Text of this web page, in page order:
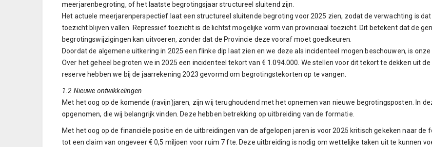
meerjarenbegroting, of het laatste begrotingsjaar structureel sluitend zijn.
Het actuele meerjarenperspectief laat een structureel sluitende begroting voor 2025 zien, zodat de verwachting is
toezicht blijven vallen. Repressief toezicht is de lichtst mogelijke vorm van provinciaal toezicht. Dit betekent dat de
begrotingswijzigingen kan uitvoeren, zonder dat de Provincie deze vooraf moet goedkeuren.
Doordat de algemene uitkering in 2025 een flinke dip laat zien en we deze als incidenteel mogen beschouwen, is
Over het geheel begroten we in 2025 een incidenteel tekort van € 1.094.000. We stellen voor dit tekort te dekken uit
reserve hebben we bij de jaarrekening 2023 gevormd om begrotingstekorten op te vangen.
1.2 Nieuwe ontwikkelingen
Met het oog op de komende (ravijn)jaren, zijn wij terughoudend met het opnemen van nieuwe begrotingsposten. In
opgenomen, die wij belangrijk vinden. Deze hebben betrekking op uitbreiding van de formatie.
Met het oog op de financiële positie en de uitbreidingen van de afgelopen jaren is voor 2025 kritisch gekeken naar
tot een claim van ongeveer € 0,5 miljoen voor ruim 7 fte. Deze uitbreiding is nodig om wettelijke taken uit te kunnen